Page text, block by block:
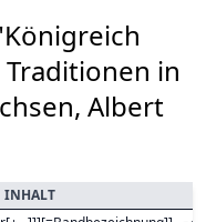
Traditionen in
Albert
INHALT